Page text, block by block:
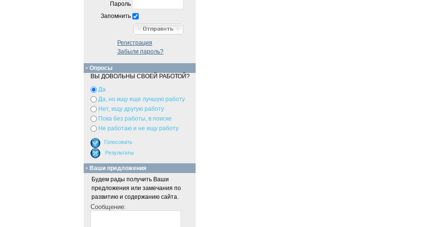
Пароль
Запомнить
Регистрация
Забыли пароль?
Опросы
ВЫ ДОВОЛЬНЫ СВОЕЙ РАБОТОЙ?
Да
Да, но ищу еще лучшую работу
Нет, ищу другую работу
Пока без работы, в поиске
Не работаю и не ищу работу
Ваши предложения
Будем рады получить Ваши
предложения или замечания по
развитию и содержанию сайта.
Сообщение: